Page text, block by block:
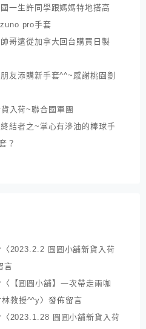
一生許同學跟媽媽特地搭高
pro手套
哥遠從加拿大回台購買日製
友添購新手套^^~感謝桃園劉
入荷~聯合國軍團
結者之~掌心有滲油的棒球手
？
〈 2023.2.2 圓圓小舖新貨入荷
言
〈
【圓圓小舖】一次帶走兩咖
教授^^y〉發佈留言
〈 2023.1.28 圓圓小舖新貨入荷